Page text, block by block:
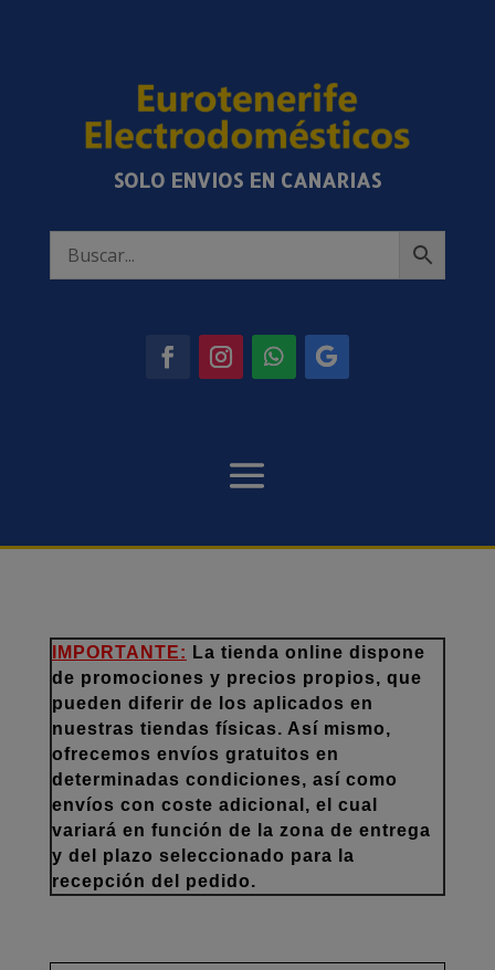
SOLO ENVIOS EN CANARIAS
IMPORTANTE: La tienda online dispone
de promociones y precios propios, que
pueden diferir de los aplicados en
nuestras tiendas físicas. Así mismo,
ofrecemos envíos gratuitos en
determinadas condiciones, así como
envíos con coste adicional, el cual
variará en función de la zona de entrega
y del plazo seleccionado para la
recepción del pedido.